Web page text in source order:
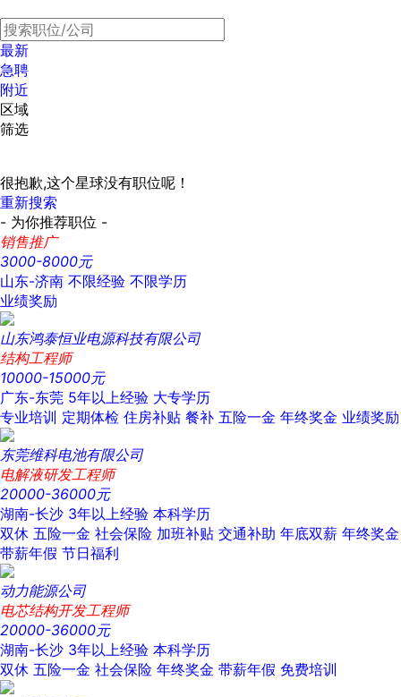
最新
急聘
附近
区域
筛选
很抱歉,这个星球没有职位呢！
重新搜索
- 为你推荐职位 -
销售推广
3000-8000元
山东-济南 不限经验 不限学历
业绩奖励
山东鸿泰恒业电源科技有限公司
结构工程师
10000-15000元
广东-东莞 5年以上经验 大专学历
专业培训 定期体检 住房补贴 餐补 五险一金 年终奖金 业绩奖励
东莞维科电池有限公司
电解液研发工程师
20000-36000元
湖南-长沙 3年以上经验 本科学历
双休 五险一金 社会保险 加班补贴 交通补助 年底双薪 年终奖金
带薪年假 节日福利
动力能源公司
电芯结构开发工程师
20000-36000元
湖南-长沙 3年以上经验 本科学历
双休 五险一金 社会保险 年终奖金 带薪年假 免费培训